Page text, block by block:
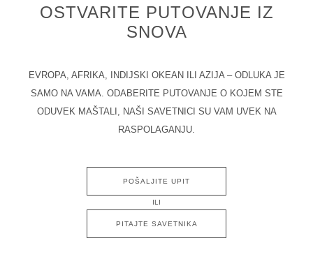
OSTVARITE PUTOVANJE IZ
SNOVA
EVROPA, AFRIKA, INDIJSKI OKEAN ILI AZIJA – ODLUKA JE
SAMO NA VAMA. ODABERITE PUTOVANJE O KOJEM STE
ODUVEK MAŠTALI, NAŠI SAVETNICI SU VAM UVEK NA
RASPOLAGANJU.
POŠALJITE UPIT
ILI
PITAJTE SAVETNIKA